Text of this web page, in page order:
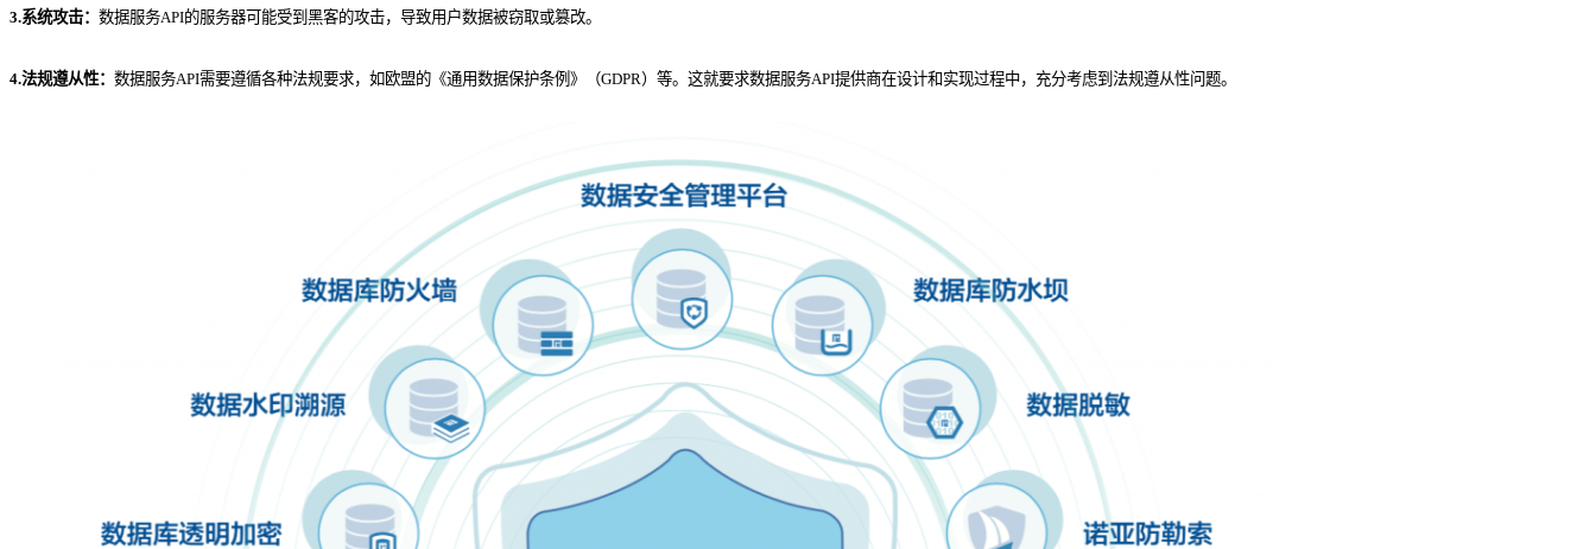
3.系统攻击： 数据服务API的服务器可能受到黑客的攻击，导致用户数据被窃取或篡改。
4.法规遵从性： 数据服务API需要遵循各种法规要求，如欧盟的《通用数据保护条例》（GDPR）等。这就要求数据服务API提供商在设计和实现过程中，充分考虑到法规遵从性问题。